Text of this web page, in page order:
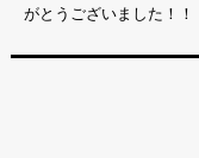
がとうございました！！